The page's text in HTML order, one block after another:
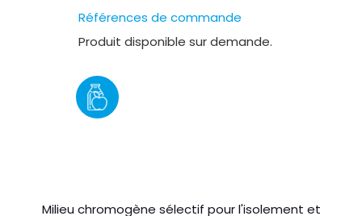
Références de commande
Produit disponible sur demande.
Milieu chromogène sélectif pour l'isolement et